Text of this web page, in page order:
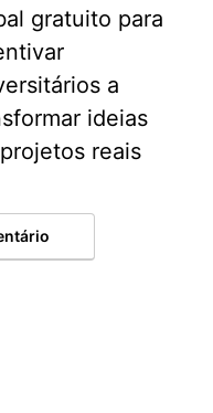
gratuito para
a
ideias
reais